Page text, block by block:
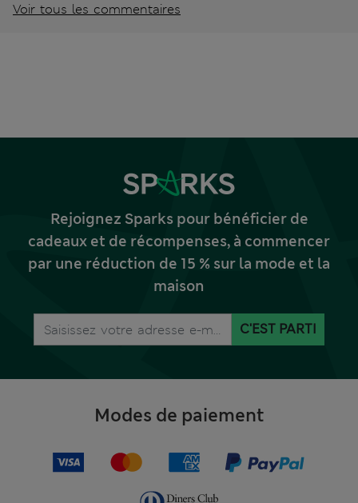
Voir tous les commentaires
Rejoignez Sparks pour bénéficier de
cadeaux et de récompenses, à commencer
par une réduction de 15 % sur la mode et la
maison
C'EST PARTI
Modes de paiement